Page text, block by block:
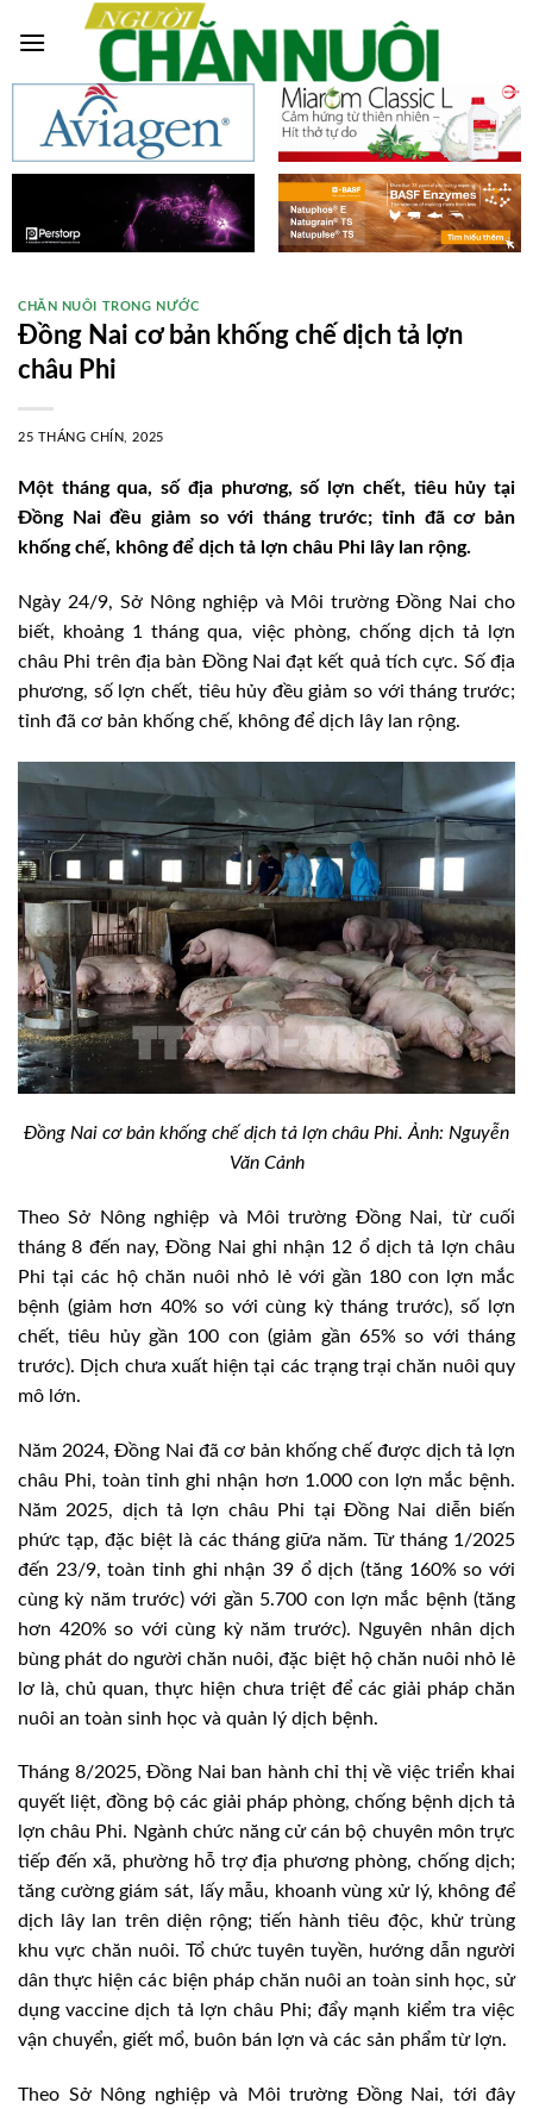
CHĂN NUÔI TRONG NƯỚC
Đồng Nai cơ bản khống chế dịch tả lợn
châu Phi
25 THÁNG CHÍN, 2025
Một tháng qua, số địa phương, số lợn chết, tiêu hủy tại
Đồng Nai đều giảm so với tháng trước; tỉnh đã cơ bản
khống chế, không để dịch tả lợn châu Phi lây lan rộng.
Ngày 24/9, Sở Nông nghiệp và Môi trường Đồng Nai cho
biết, khoảng 1 tháng qua, việc phòng, chống dịch tả lợn
châu Phi trên địa bàn Đồng Nai đạt kết quả tích cực. Số địa
phương, số lợn chết, tiêu hủy đều giảm so với tháng trước;
tỉnh đã cơ bản khống chế, không để dịch lây lan rộng.
Đồng Nai cơ bản khống chế dịch tả lợn châu Phi. Ảnh: Nguyễn
Văn Cảnh
Theo Sở Nông nghiệp và Môi trường Đồng Nai, từ cuối
tháng 8 đến nay, Đồng Nai ghi nhận 12 ổ dịch tả lợn châu
Phi tại các hộ chăn nuôi nhỏ lẻ với gần 180 con lợn mắc
bệnh (giảm hơn 40% so với cùng kỳ tháng trước), số lợn
chết, tiêu hủy gần 100 con (giảm gần 65% so với tháng
trước). Dịch chưa xuất hiện tại các trạng trại chăn nuôi quy
mô lớn.
Năm 2024, Đồng Nai đã cơ bản khống chế được dịch tả lợn
châu Phi, toàn tỉnh ghi nhận hơn 1.000 con lợn mắc bệnh.
Năm 2025, dịch tả lợn châu Phi tại Đồng Nai diễn biến
phức tạp, đặc biệt là các tháng giữa năm. Từ tháng 1/2025
đến 23/9, toàn tỉnh ghi nhận 39 ổ dịch (tăng 160% so với
cùng kỳ năm trước) với gần 5.700 con lợn mắc bệnh (tăng
hơn 420% so với cùng kỳ năm trước). Nguyên nhân dịch
bùng phát do người chăn nuôi, đặc biệt hộ chăn nuôi nhỏ lẻ
lơ là, chủ quan, thực hiện chưa triệt để các giải pháp chăn
nuôi an toàn sinh học và quản lý dịch bệnh.
Tháng 8/2025, Đồng Nai ban hành chỉ thị về việc triển khai
quyết liệt, đồng bộ các giải pháp phòng, chống bệnh dịch tả
lợn châu Phi. Ngành chức năng cử cán bộ chuyên môn trực
tiếp đến xã, phường hỗ trợ địa phương phòng, chống dịch;
tăng cường giám sát, lấy mẫu, khoanh vùng xử lý, không để
dịch lây lan trên diện rộng; tiến hành tiêu độc, khử trùng
khu vực chăn nuôi. Tổ chức tuyên tuyền, hướng dẫn người
dân thực hiện các biện pháp chăn nuôi an toàn sinh học, sử
dụng vaccine dịch tả lợn châu Phi; đẩy mạnh kiểm tra việc
vận chuyển, giết mổ, buôn bán lợn và các sản phẩm từ lợn.
Theo Sở Nông nghiệp và Môi trường Đồng Nai, tới đây